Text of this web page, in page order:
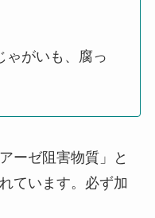
ゃがいも、腐っ
ーゼ阻害物質」と
ています。必ず加